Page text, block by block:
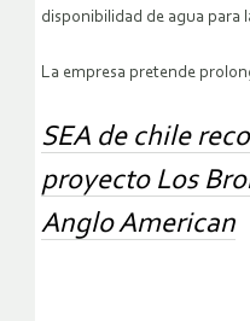
disponibilidad de agua para
La empresa pretende
SEA de chile
proyecto Los
Anglo American